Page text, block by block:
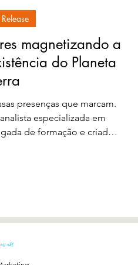
magnetizando a
do Planeta
presenças que marcam.
especializada em
de formação e criadora
a Experiência na